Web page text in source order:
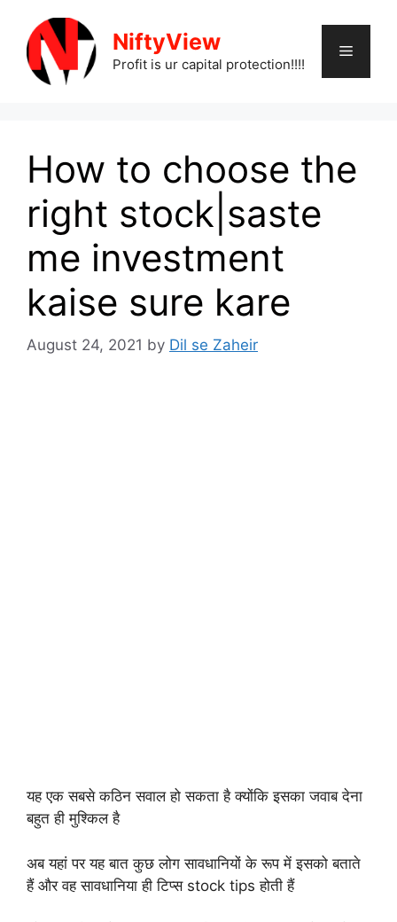
content
NiftyView
Profit is ur capital protection!!!!
Menu
How to choose the
right stock|saste
me investment
kaise sure kare
August 24, 2021 by Dil se Zaheir
यह एक सबसे कठिन सवाल हो सकता है क्योंकि इसका जवाब देना
बहुत ही मुश्किल है
अब यहां पर यह बात कुछ लोग सावधानियों के रूप में इसको बताते
हैं और वह सावधानिया ही टिप्स stock tips होती हैं